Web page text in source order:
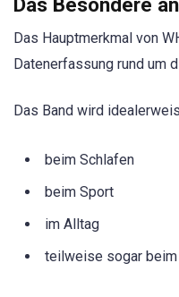
Das Hauptmerkmal von
Datenerfassung rund um
Das Band wird
beim Schlafen
beim Sport
im Alltag
teilweise sogar beim